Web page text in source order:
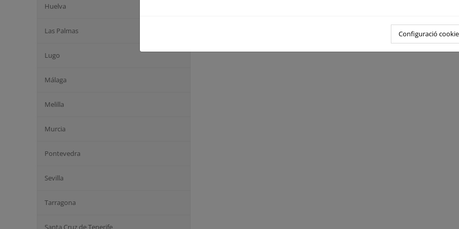
Huelva
Las Palmas
Lugo
Málaga
Melilla
Murcia
Pontevedra
Sevilla
Tarragona
Santa Cruz de Tenerife
Configuració